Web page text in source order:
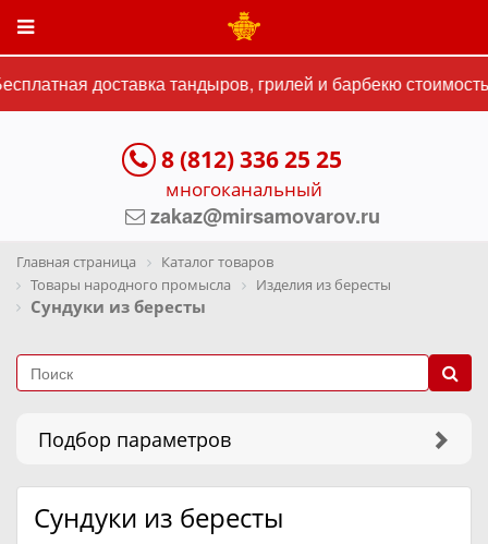
доставка тандыров, грилей и барбекю
8 (812) 336 25 25
многоканальный
zakaz@mirsamovarov.ru
Главная страница
Каталог товаров
Товары народного промысла
Изделия из бересты
Сундуки из бересты
Подбор параметров
Сундуки из бересты